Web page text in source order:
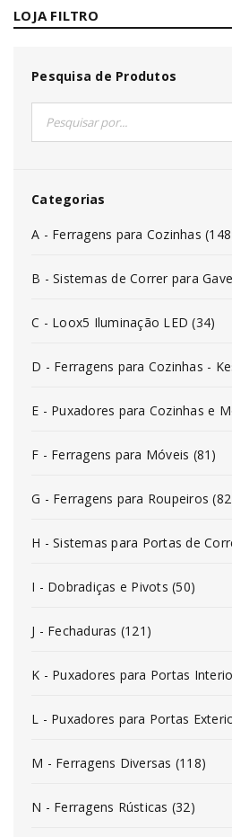
LOJA FILTRO
Pesquisa de Produtos
Categorias
A - Ferragens para Cozinhas
B - Sistemas de Correr para
C - Loox5 Iluminação LED (34)
D - Ferragens para Cozinhas -
E - Puxadores para Cozinhas e
F - Ferragens para Móveis (81)
G - Ferragens para Roupeiros
H - Sistemas para Portas de
I - Dobradiças e Pivots (50)
J - Fechaduras (121)
K - Puxadores para Portas
L - Puxadores para Portas
M - Ferragens Diversas (118)
N - Ferragens Rústicas (32)